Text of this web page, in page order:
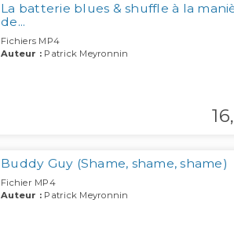
La batterie blues & shuffle à la
de...
Fichiers MP4
Auteur : Patrick Meyronnin
16,
Buddy Guy (Shame, shame, shame)
Fichier MP4
Auteur : Patrick Meyronnin